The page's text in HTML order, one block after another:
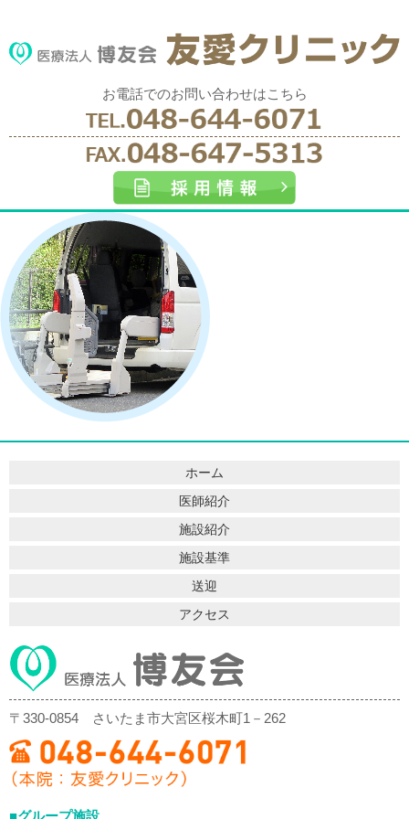
お電話でのお問い合わせはこちら
ホーム
医師紹介
施設紹介
施設基準
送迎
アクセス
〒330-0854 さいたま市大宮区桜木町1－262
■グループ施設